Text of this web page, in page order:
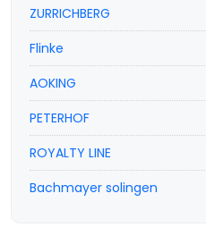
ZURRICHBERG
Flinke
AOKING
PETERHOF
ROYALTY LINE
Bachmayer solingen